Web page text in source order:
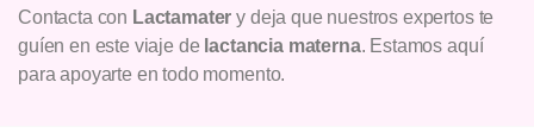
Contacta con Lactamater y deja que nuestros expertos te
guíen en este viaje de lactancia materna. Estamos aquí
para apoyarte en todo momento.